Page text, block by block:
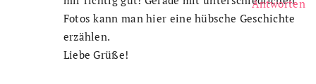
Fotos kann man hier eine hübsche Geschichte
erzählen.
Liebe Grüße!
Antworten